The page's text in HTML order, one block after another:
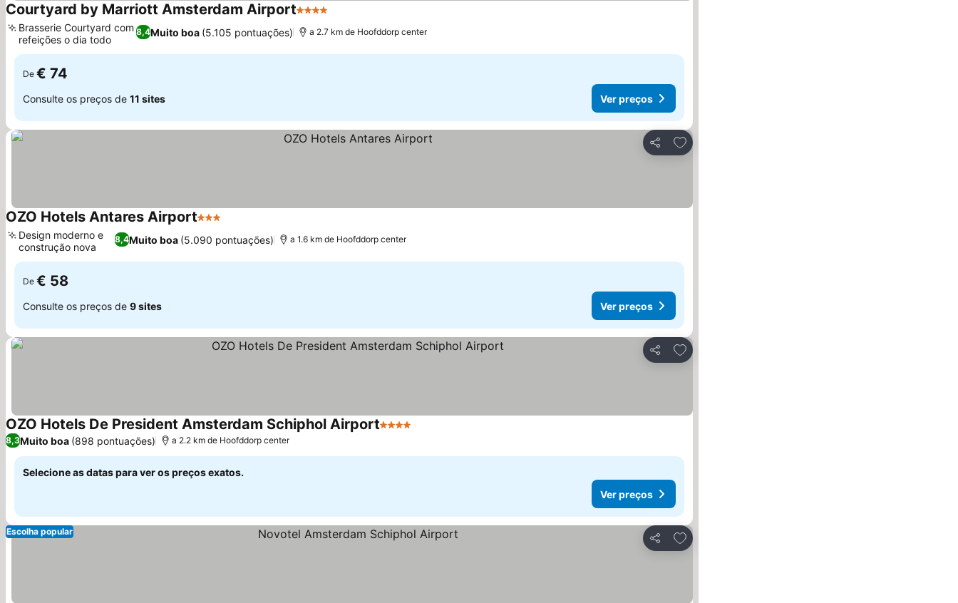
Courtyard by Marriott Amsterdam Airport4 Estrelas
8,4Muito boa (5.105 pontuações)
Brasserie Courtyard com
refeições o dia todo
a 2.7 km de Hoofddorp center
De € 74
Consulte os preços de 11 sites Ver preços
Partilhar
Adicionar aos favoritos
OZO Hotels Antares Airport3 Estrelas
8,4Muito boa (5.090 pontuações)
Design moderno e
construção nova
a 1.6 km de Hoofddorp center
De € 58
Consulte os preços de 9 sites Ver preços
Partilhar
Adicionar aos favoritos
OZO Hotels De President Amsterdam Schiphol Airport4 Estrelas
8,3Muito boa (898 pontuações) a 2.2 km de Hoofddorp center
Selecione as datas para ver os preços exatos.
Ver preços
Partilhar
Adicionar aos favoritos
Escolha popular